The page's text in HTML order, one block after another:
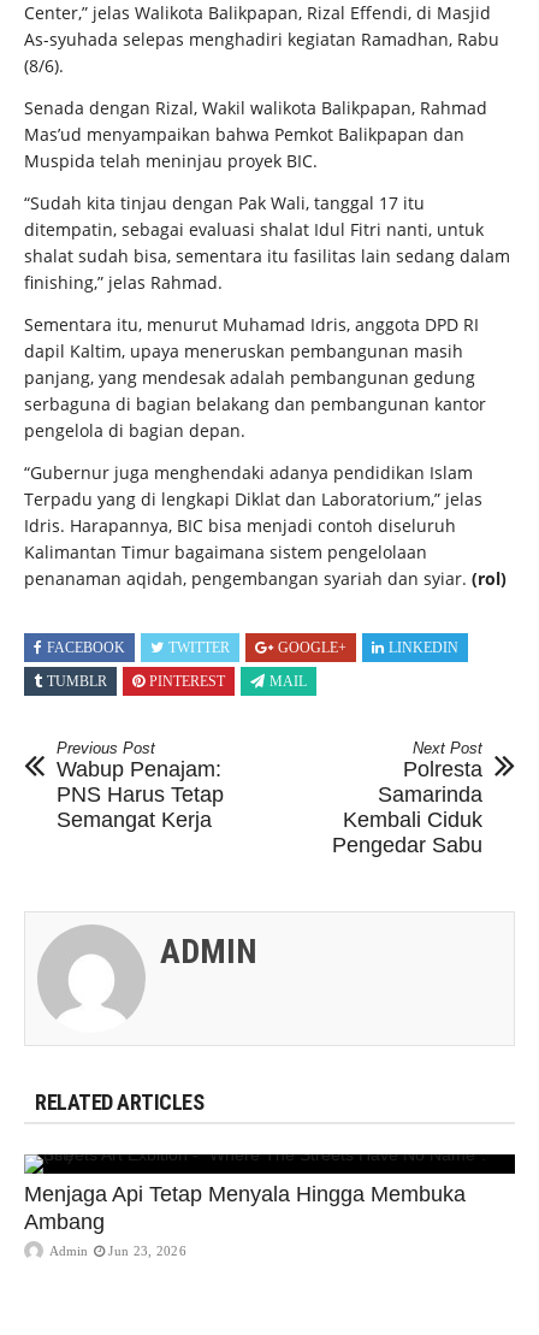
Center,” jelas Walikota Balikpapan, Rizal Effendi, di Masjid
As-syuhada selepas menghadiri kegiatan Ramadhan, Rabu
(8/6).
Senada dengan Rizal, Wakil walikota Balikpapan, Rahmad
Mas’ud menyampaikan bahwa Pemkot Balikpapan dan
Muspida telah meninjau proyek BIC.
“Sudah kita tinjau dengan Pak Wali, tanggal 17 itu
ditempatin, sebagai evaluasi shalat Idul Fitri nanti, untuk
shalat sudah bisa, sementara itu fasilitas lain sedang dalam
finishing,” jelas Rahmad.
Sementara itu, menurut Muhamad Idris, anggota DPD RI
dapil Kaltim, upaya meneruskan pembangunan masih
panjang, yang mendesak adalah pembangunan gedung
serbaguna di bagian belakang dan pembangunan kantor
pengelola di bagian depan.
“Gubernur juga menghendaki adanya pendidikan Islam
Terpadu yang di lengkapi Diklat dan Laboratorium,” jelas
Idris. Harapannya, BIC bisa menjadi contoh diseluruh
Kalimantan Timur bagaimana sistem pengelolaan
penanaman aqidah, pengembangan syariah dan syiar. (rol)
FACEBOOK TWITTER GOOGLE+
LINKEDIN
TUMBLR
PINTEREST MAIL
Previous Post
Wabup Penajam:
PNS Harus Tetap
Semangat Kerja
Next Post
Polresta
Samarinda
Kembali Ciduk
Pengedar Sabu
ADMIN
RELATED ARTICLES
Menjaga Api Tetap Menyala Hingga Membuka
Ambang
Admin Jun 23, 2026